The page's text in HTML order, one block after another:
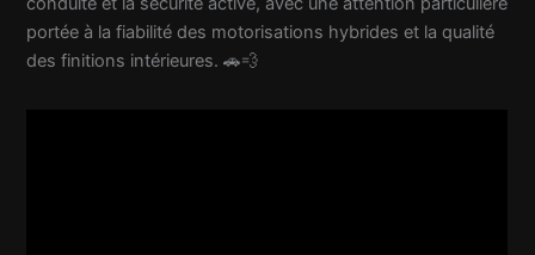
portée à la fiabilité des motorisations hybrides et la qualité
des finitions intérieures. 🚗💨